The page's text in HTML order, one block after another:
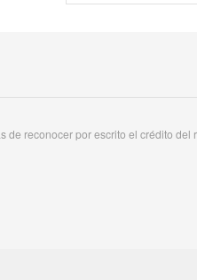
reconocer por escrito el crédito del